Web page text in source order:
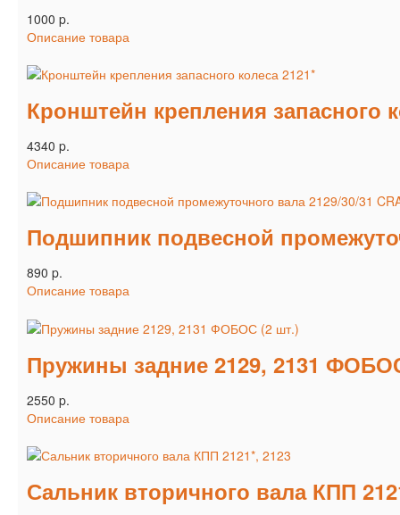
1000 p.
Описание товара
Кронштейн крепления запасного
4340 p.
Описание товара
Подшипник подвесной
890 p.
Описание товара
Пружины задние 2129, 2131
2550 p.
Описание товара
Сальник вторичного вала КПП